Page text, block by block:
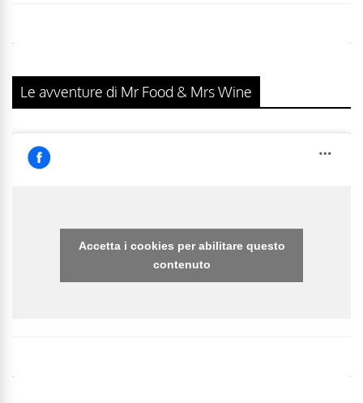
Le avventure di Mr Food & Mrs Wine
Accetta i cookies per abilitare questo
contenuto